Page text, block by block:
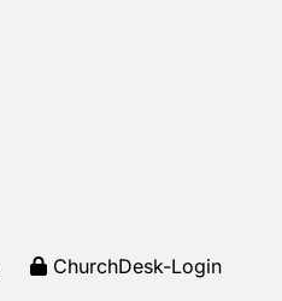
ChurchDesk-Login